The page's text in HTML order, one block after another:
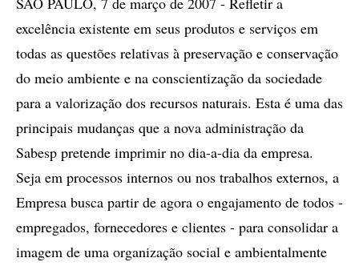
compartilhamento
excelência existente em seus produtos e serviços em
todas as questões relativas à preservação e conservação
do meio ambiente e na conscientização da sociedade
para a valorização dos recursos naturais. Esta é uma das
principais mudanças que a nova administração da
Sabesp pretende imprimir no dia-a-dia da empresa.
Seja em processos internos ou nos trabalhos externos, a
Empresa busca partir de agora o engajamento de todos -
empregados, fornecedores e clientes - para consolidar a
imagem de uma organização social e ambientalmente